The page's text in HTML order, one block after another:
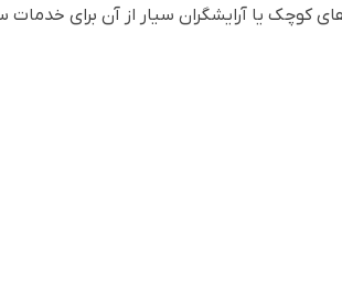
کوچک یا آرایشگران سیار از آن برای